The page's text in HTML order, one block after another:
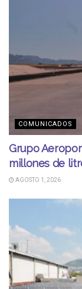
COMUNICADOS
Grupo
millones de
AGOSTO 1, 2026